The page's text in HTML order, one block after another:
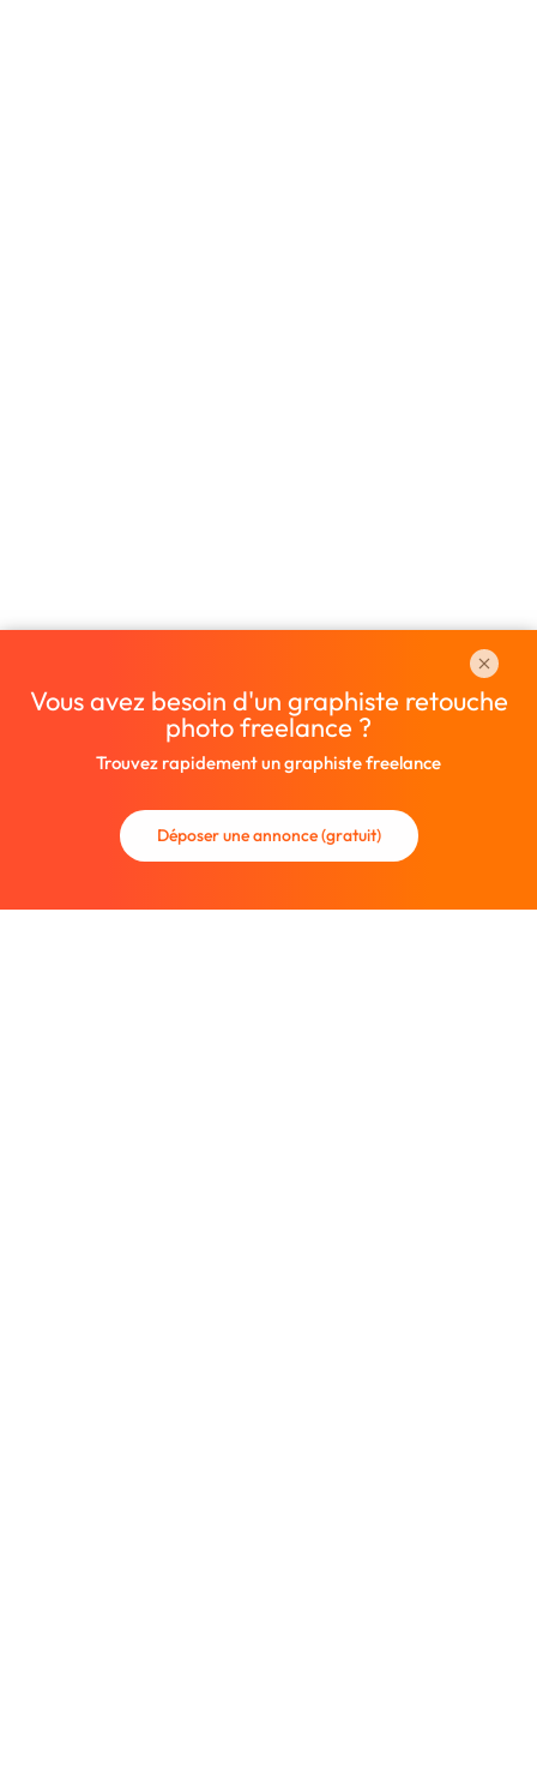
Vous avez besoin d'un graphiste retouche
photo freelance ?
Trouvez rapidement un graphiste freelance
Déposer une annonce (gratuit)